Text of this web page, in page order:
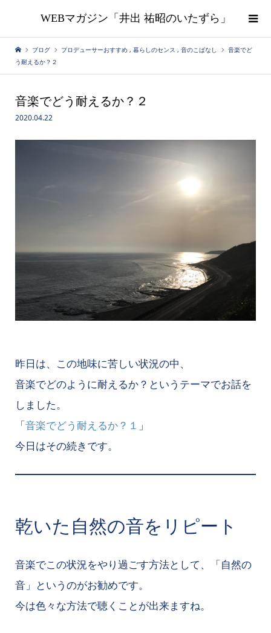
WEBマガジン「井出 祐昭のいたずら」
ブログ プロデューサーおすすめ , 暮らしのセンス , 音のこばなし
音楽でど
う耐えるか？２
音楽でどう耐えるか？２
2020.04.22
昨日は、この地味に苦しい状況の中、
音楽でどのように耐えるか？というテーマでお話を
しました。
「音楽でどう耐えるか？１ 」
今日はその続きです。
乾いた自然の音をリピート
音楽でこの状況をやり過ごす方法として、「自然の
音」というのがお勧めです。
今は色々な方法で聴くことが出来ますね。